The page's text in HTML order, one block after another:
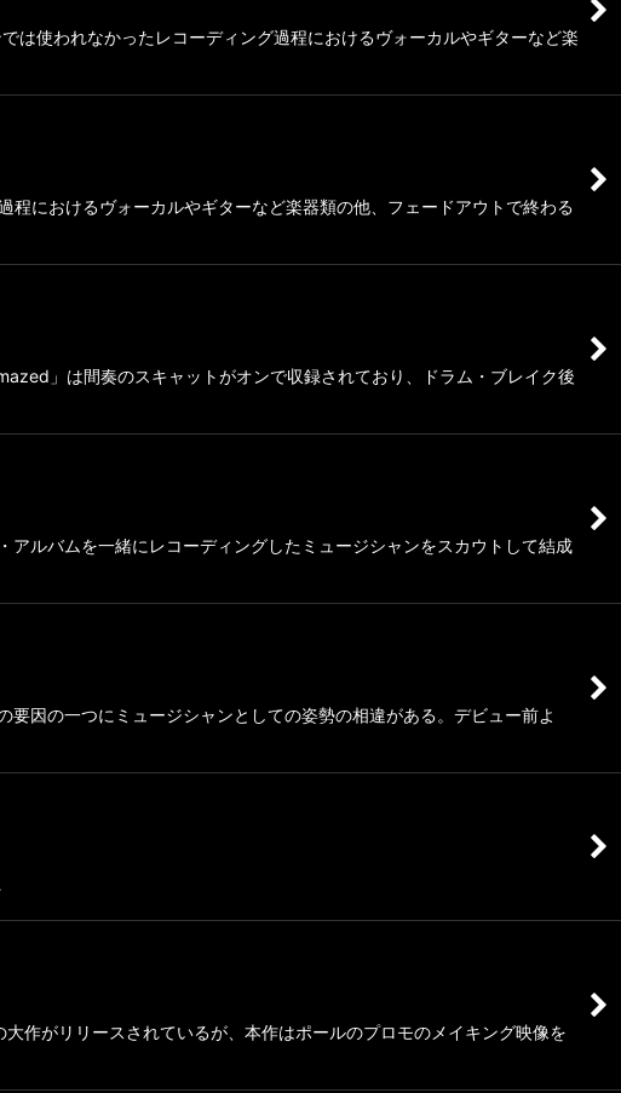
は使われなかったレコーディング過程におけるヴォーカルやギターなど楽
程におけるヴォーカルやギターなど楽器類の他、フェードアウトで終わる
」は間奏のスキャットがオンで収録されており、ドラム・ブレイク後
ルバムを一緒にレコーディングしたミュージシャンをスカウトして結成
因の一つにミュージシャンとしての姿勢の相違がある。デビュー前よ
作がリリースされているが、本作はポールのプロモのメイキング映像を